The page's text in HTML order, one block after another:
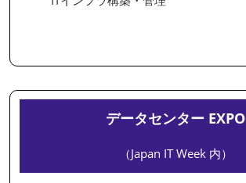
データセンター EXPO
（Japan IT Week 内）